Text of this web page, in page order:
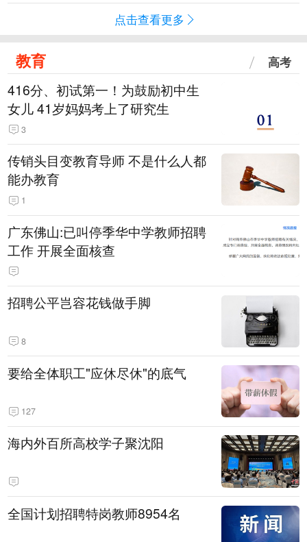
点击查看更多
教育 高考
416分、初试第一！为鼓励初中生
女儿 41岁妈妈考上了研究生
3
传销头目变教育导师 不是什么人都
能办教育
1
广东佛山:已叫停季华中学教师招聘
工作 开展全面核查
招聘公平岂容花钱做手脚
8
要给全体职工"应休尽休"的底气
127
海内外百所高校学子聚沈阳
全国计划招聘特岗教师8954名